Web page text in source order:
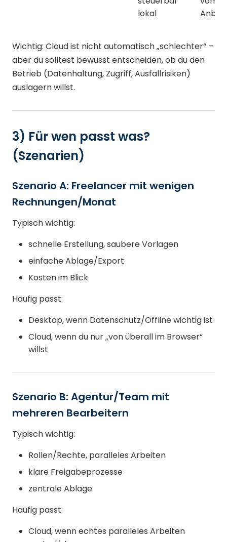
lokal
Wichtig: Cloud ist nicht automatisch „schlechter“ –
aber du solltest bewusst entscheiden, ob du den
Betrieb (Datenhaltung, Zugriff, Ausfallrisiken)
auslagern willst.
3) Für wen passt was?
(Szenarien)
Szenario A: Freelancer mit wenigen
Rechnungen/Monat
Typisch wichtig:
schnelle Erstellung, saubere Vorlagen
einfache Ablage/Export
Kosten im Blick
Häufig passt:
Desktop, wenn Datenschutz/Offline wichtig ist
Cloud, wenn du nur „von überall im Browser“
willst
Szenario B: Agentur/Team mit
mehreren Bearbeitern
Typisch wichtig:
Rollen/Rechte, paralleles Arbeiten
klare Freigabeprozesse
zentrale Ablage
Häufig passt:
Cloud, wenn echtes paralleles Arbeiten